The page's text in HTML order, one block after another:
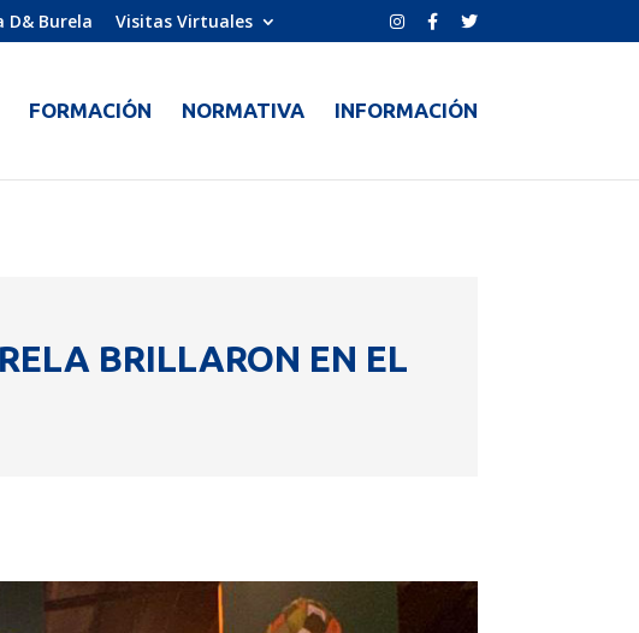
D& Burela Visitas Virtuales
FORMACIÓN NORMATIVA INFORMACIÓN
BRILLARON EN EL